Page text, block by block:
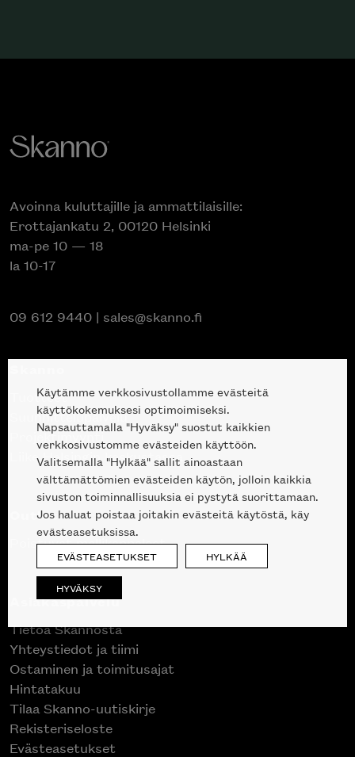
Avoinna kuluttajille ja ammattilaisille:
Erottajankatu 2, 00120 Helsinki
ma-pe 10 — 18
la 10-17
09 612 9440 | sales@skanno.fi
Tuotteet
Suunnittelupalvelu
Projektimyynti
Liike Helsingin keskustassa
Outlet
Poistuvat mallikappaleet
Asiakaspalvelu
Tietoa Skannosta
Yhteystiedot ja tiimi
Ostaminen ja toimitusajat
Hintatakuu
Tilaa Skanno-uutiskirje
Rekisteriseloste
Evästeasetukset
Käytämme verkkosivustollamme evästeitä
käyttökokemuksesi optimoimiseksi.
Napsauttamalla "Hyväksy" suostut kaikkien
verkkosivustomme evästeiden käyttöön.
Valitsemalla "Hylkää" sallit ainoastaan
välttämättömien evästeiden käytön, jolloin kaikkia
sivuston toiminnallisuuksia ei pystytä suorittamaan.
Jos haluat poistaa joitakin evästeitä käytöstä, käy
evästeasetuksissa.
EVÄSTEASETUKSET HYLKÄÄ
HYVÄKSY